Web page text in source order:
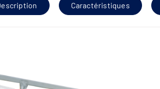
Caractéristiques